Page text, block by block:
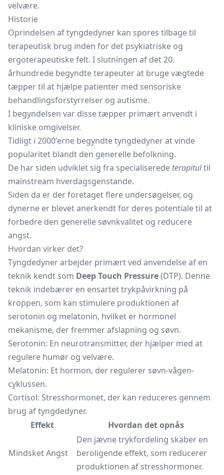
velvære.
Historie
Oprindelsen af tyngdedyner kan spores tilbage til
terapeutisk brug inden for det psykiatriske og
ergoterapeutiske felt. I slutningen af det 20.
århundrede begyndte terapeuter at bruge vægtede
tæpper til at hjælpe patienter med sensoriske
behandlingsforstyrrelser og autisme.
I begyndelsen var disse tæpper primært anvendt i
kliniske omgivelser.
Tidligt i 2000'erne begyndte tyngdedyner at vinde
popularitet blandt den generelle befolkning.
De har siden udviklet sig fra specialiserede terapitultil
mainstream hverdagsgenstande.
Siden da er der foretaget flere undersøgelser, og
dynerne er blevet anerkendt for deres potentiale til at
forbedre den generelle søvnkvalitet og reducere
angst.
Hvordan virker det?
Tyngdedyner arbejder primært ved anvendelse af en
teknik kendt som Deep Touch Pressure(DTP). Denne
teknik indebærer en ensartet trykpåvirkning på
kroppen, som kan stimulere produktionen af
serotonin og melatonin, hvilket er hormonel
mekanisme, der fremmer afslapning og søvn.
Serotonin: En neurotransmitter, der hjælper med at
regulere humør og velvære.
Melatonin: Et hormon, der regulerer søvn-vågen-
cyklussen.
Cortisol: Stresshormonet, der kan reduceres gennem
brug af tyngdedyner.
Effekt
Hvordan det opnås
Mindsket Angst
Den jævne trykfordeling skaber en
beroligende effekt, som reducerer
produktionen af stresshormoner.